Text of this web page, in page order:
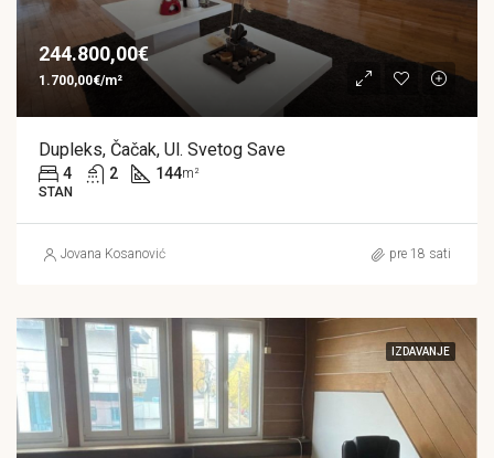
244.800,00€
1.700,00€/m²
Dupleks, Čačak, Ul. Svetog Save
4 2 144m²
STAN
Jovana Kosanović pre 18 sati
IZDAVANJE